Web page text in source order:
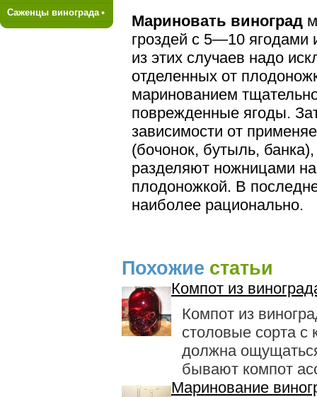
Мариновать виноград
гроз­дей с 5—10
из этих случаев надо
отделенных от
маринованием
поврежденные ягоды.
зависимости от
(бочонок, бутыль,
разделяют ножницами
плодо­ножкой. В
наиболее ра­ционально.
Похожие статьи
Компот из
Компот из
столовые сорта с
должна
бывают компот
Маринование
Саженцы винограда